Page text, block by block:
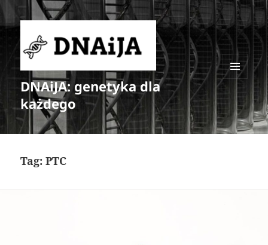
DNAiJA: genetyka dla
każdego
MENU
WIDGETY
Tag:PTC